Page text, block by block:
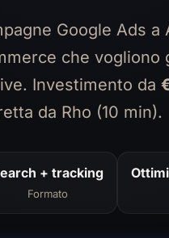
Google Ads a
che vogliono
Investimento da
da Rho (10 min).
+ tracking
Formato